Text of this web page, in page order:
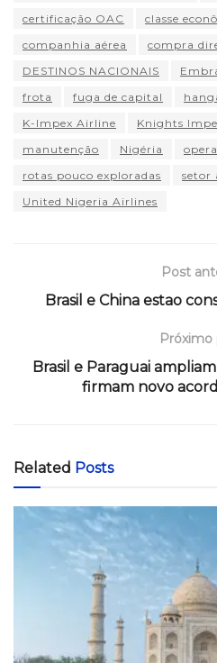
certificação OAC
classe
companhia aérea
compra
DESTINOS NACIONAIS
frota
fuga de capital
K-Impex Airline
Knights
manutenção
Nigéria
rotas pouco exploradas
setor
United Nigeria Airlines
Post
Brasil e China estao
Próximo
Brasil e Paraguai
firmam novo
Related Posts